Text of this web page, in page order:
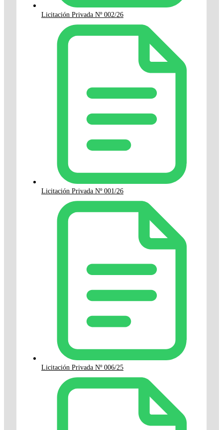
Licitación Privada Nº 002/26
Licitación Privada Nº 001/26
Licitación Privada Nº 006/25